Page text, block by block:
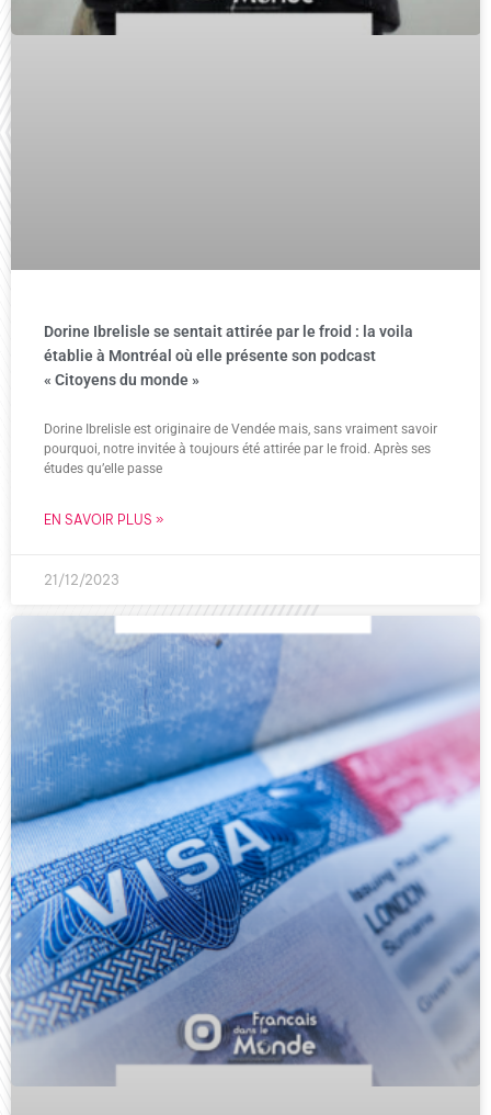
Dorine Ibrelisle se sentait attirée par le froid : la voila
établie à Montréal où elle présente son podcast
« Citoyens du monde »
Dorine Ibrelisle est originaire de Vendée mais, sans vraiment savoir
pourquoi, notre invitée à toujours été attirée par le froid. Après ses
études qu’elle passe
EN SAVOIR PLUS »
21/12/2023